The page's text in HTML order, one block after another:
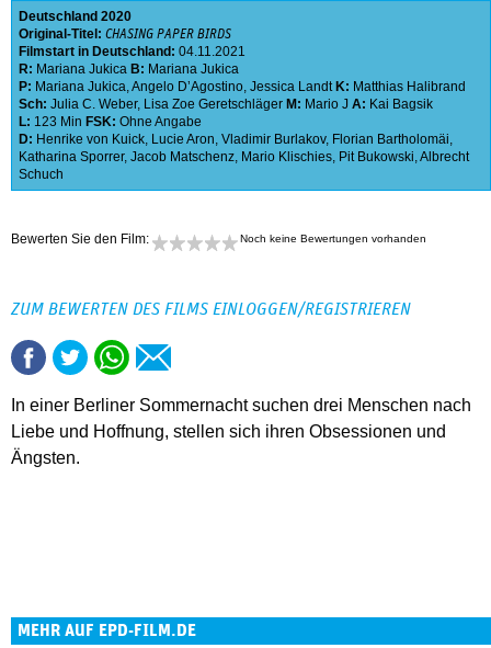
Deutschland 2020
Original-Titel: CHASING PAPER BIRDS
Filmstart in Deutschland: 04.11.2021
R: Mariana Jukica B: Mariana Jukica
P: Mariana Jukica Angelo D’Agostino Jessica Landt K: Matthias Halibrand
Sch: Julia C. Weber, Lisa Zoe Geretschläger M: Mario J A: Kai Bagsik
L: 123 Min FSK: Ohne Angabe
D: Henrike von Kuick Lucie Aron Vladimir Burlakov, Florian Bartholomäi
Katharina Sporrer, Jacob Matschenz Mario Klischies Pit Bukowski Albrecht
Schuch
Bewerten Sie den Film: Noch keine Bewertungen vorhanden
ZUM BEWERTEN DES FILMS EINLOGGEN/REGISTRIEREN
In einer Berliner Sommernacht suchen drei Menschen nach
Liebe und Hoffnung, stellen sich ihren Obsessionen und
Ängsten.
MEHR AUF EPD-FILM.DE